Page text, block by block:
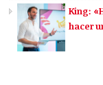
King:
hacer